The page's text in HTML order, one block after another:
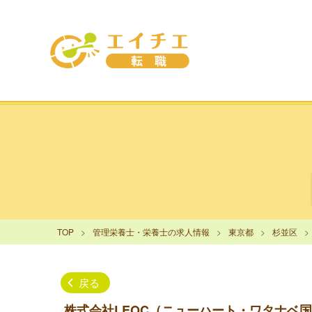
TOP 管理栄養士・栄養士の求人情報 東京都 杉並区
戻る